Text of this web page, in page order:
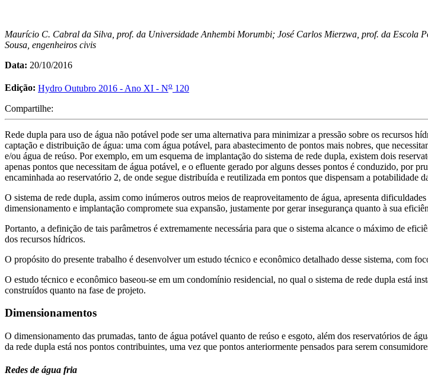
Maurício C. Cabral da Silva, prof. da Universidade Anhembi Morumbi; José Carlos Mierzwa, prof. da
Sousa, engenheiros civis
Data: 20/10/2016
Edição: Hydro Outubro 2016 - Ano XI - No 120
Compartilhe:
Rede dupla para uso de água não potável pode ser uma alternativa para minimizar a pressão sobre os recursos
captação e distribuição de água: uma com água potável, para abastecimento de pontos mais nobres, que
e/ou água de reúso. Por exemplo, em um esquema de implantação do sistema de rede dupla, existem dois
apenas pontos que necessitam de água potável, e o efluente gerado por alguns desses pontos é conduzido, por
encaminhada ao reservatório 2, de onde segue distribuída e reutilizada em pontos que dispensam a potabilidade
O sistema de rede dupla, assim como inúmeros outros meios de reaproveitamento de água, apresenta
dimensionamento e implantação compromete sua expansão, justamente por gerar insegurança quanto à sua
Portanto, a definição de tais parâmetros é extremamente necessária para que o sistema alcance o máximo de
dos recursos hídricos.
O propósito do presente trabalho é desenvolver um estudo técnico e econômico detalhado desse sistema, com
O estudo técnico e econômico baseou-se em um condomínio residencial, no qual o sistema de rede dupla está
construídos quanto na fase de projeto.
Dimensionamentos
O dimensionamento das prumadas, tanto de água potável quanto de reúso e esgoto, além dos reservatórios de
da rede dupla está nos pontos contribuintes, uma vez que pontos anteriormente pensados para serem
Redes de água fria